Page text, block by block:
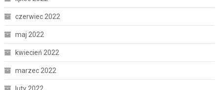
czerwiec 2022
maj 2022
kwiecień 2022
marzec 2022
luty 2022